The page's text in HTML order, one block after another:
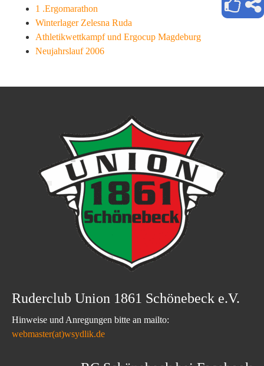
1 .Ergomarathon
Winterlager Zelesna Ruda
Athletikwettkampf und Ergocup Magdeburg
Neujahrslauf 2006
Ruderclub Union 1861 Schönebeck e.V.
Hinweise und Anregungen bitte an mailto:
webmaster(at)wsydlik.de